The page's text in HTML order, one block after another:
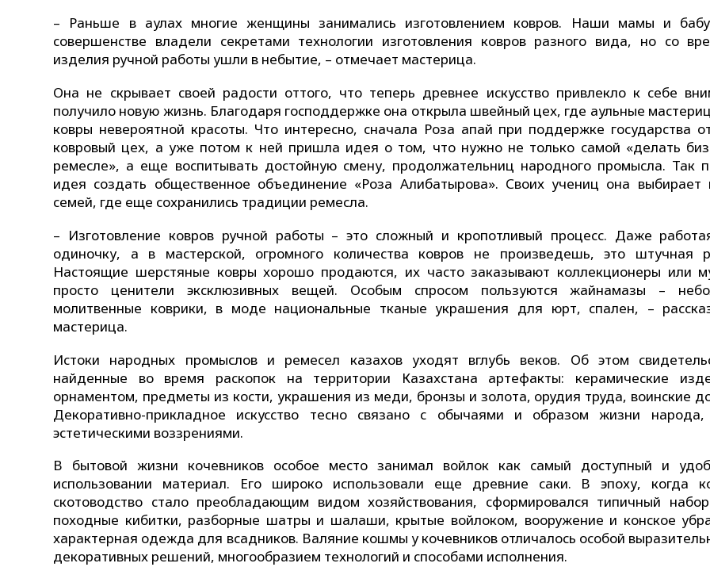
– Раньше в аулах многие женщины занимались изготовлением ковров. Наши мамы и
совершенстве владели секретами технологии изготовления ковров разного вида, но со
изделия ручной работы ушли в небытие, – отмечает мастерица.
Она не скрывает своей радости оттого, что теперь древнее искусство привлекло к себе
получило новую жизнь. Благодаря господдержке она открыла швейный цех, где аульные
ковры невероятной красоты. Что интересно, сначала Роза апай при поддержке государства
ковровый цех, а уже потом к ней пришла идея о том, что нужно не только самой «делать
ремесле», а еще воспитывать достойную смену, продолжательниц народного промысла. Так
идея создать общественное объединение «Роза Алибатырова». Своих учениц она выбирает
семей, где еще сохранились традиции ремесла.
– Изготовление ковров ручной работы – это сложный и кропотливый процесс. Даже
одиночку, а в мастерской, огромного количества ковров не произведешь, это штучная
Настоящие шерстяные ковры хорошо продаются, их часто заказывают коллекционеры или
просто ценители эксклюзивных вещей. Особым спросом пользуются жайнамазы –
молитвенные коврики, в моде национальные тканые украшения для юрт, спален, –
мастерица.
Истоки народных промыслов и ремесел казахов уходят вглубь веков. Об этом
найденные во время раскопок на территории Казахстана артефакты: керамические
орнаментом, предметы из кости, украшения из меди, бронзы и золота, орудия труда, воинские
Декоративно-прикладное искусство тесно связано с обычаями и образом жизни
эстетическими воззрениями.
В бытовой жизни кочевников особое место занимал войлок как самый доступный и
использовании материал. Его широко использовали еще древние саки. В эпоху, когда
скотоводство стало преобладающим видом хозяйствования, сформировался типичный
походные кибитки, разборные шатры и шалаши, крытые войлоком, вооружение и конское
характерная одежда для всадников. Валяние кошмы у кочевников отличалось особой
декоративных решений, многообразием технологий и способами исполнения.